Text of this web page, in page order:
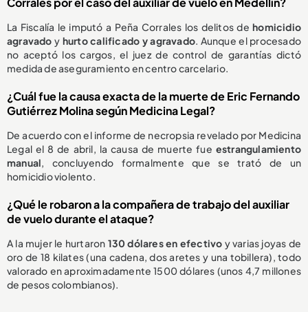
La Fiscalía le imputó a Peña Corrales los delitos dehomicidio
agravado y hurto calificado y agravado. Aunque el procesado
no aceptó los cargos, el juez de control de garantías dictó
medida de aseguramiento en centro carcelario.
¿Cuál fue la causa exacta de la muerte de Eric Fernando
Gutiérrez Molina según Medicina Legal?
De acuerdo con el informe de necropsia revelado por Medicina
Legal el 8 de abril, la causa de muerte fue estrangulamiento
manual, concluyendo formalmente que se trató de un
homicidio violento.
¿Qué le robaron a la compañera de trabajo del auxiliar
de vuelo durante el ataque?
A la mujer le hurtaron 130 dólares en efectivo y varias joyas de
oro de 18 kilates (una cadena, dos aretes y una tobillera), todo
valorado en aproximadamente 1500 dólares (unos 4,7 millones
de pesos colombianos).